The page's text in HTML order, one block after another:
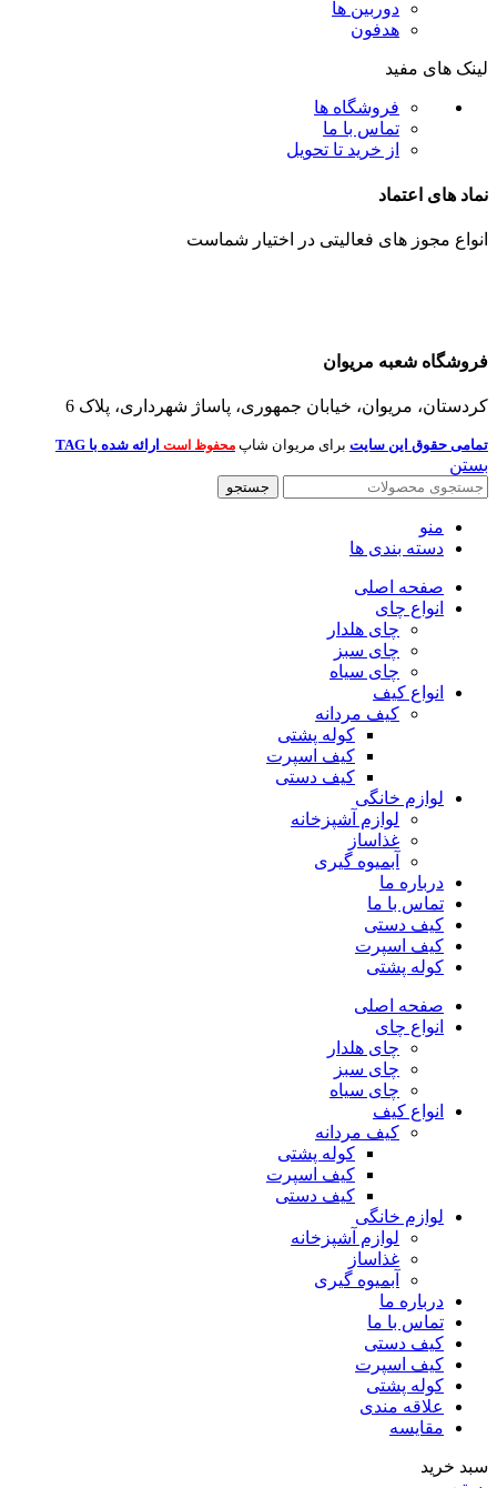
دوربین ها
هدفون
لینک های مفید
فروشگاه ها
تماس با ما
از خرید تا تحویل
نماد های اعتماد
انواع مجوز های فعالیتی در اختیار شماست
فروشگاه شعبه مریوان
کردستان، مریوان، خیابان جمهوری، پاساژ شهرداری، پلاک 6
تمامی حقوق این سایت برای مریوان شاپ محفوظ است ارائه شده با TAG
بستن
جستجو
منو
دسته بندی ها
صفحه اصلی
انواع چای
چای هلدار
چای سبز
چای سیاه
انواع کیف
کیف مردانه
کوله پشتی
کیف اسپرت
کیف دستی
لوازم خانگی
لوازم آشپزخانه
غذاساز
آبمیوه گیری
درباره ما
تماس با ما
کیف دستی
کیف اسپرت
کوله پشتی
صفحه اصلی
انواع چای
چای هلدار
چای سبز
چای سیاه
انواع کیف
کیف مردانه
کوله پشتی
کیف اسپرت
کیف دستی
لوازم خانگی
لوازم آشپزخانه
غذاساز
آبمیوه گیری
درباره ما
تماس با ما
کیف دستی
کیف اسپرت
کوله پشتی
علاقه مندی
مقایسه
سبد خرید